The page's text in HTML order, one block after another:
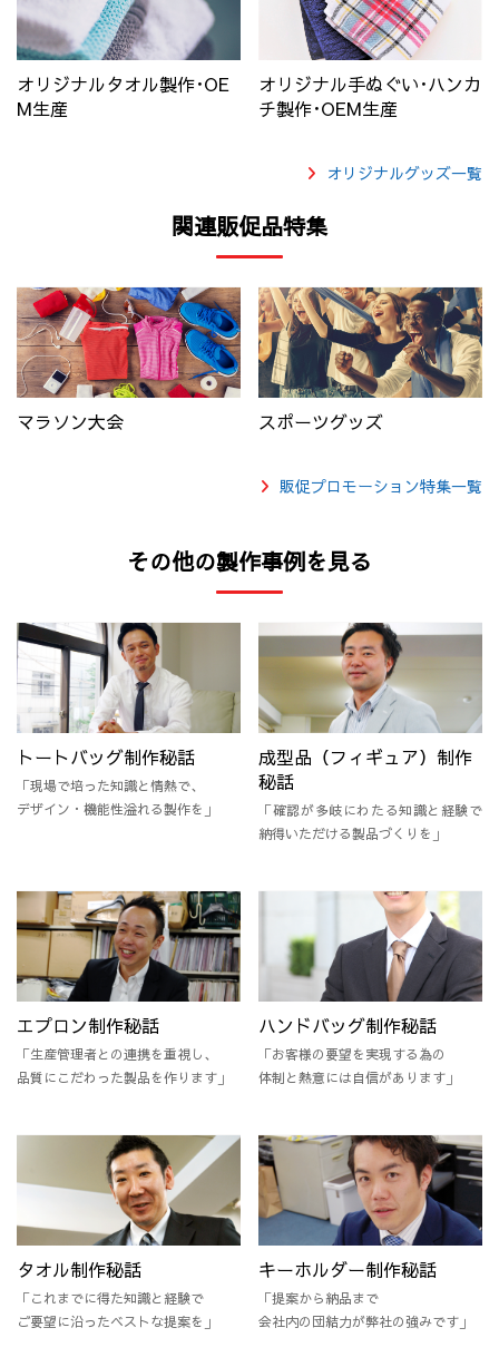
オリジナルタオル製作･OE
M生産
オリジナル手ぬぐい･ハンカ
チ製作･OEM生産
オリジナルグッズ一覧
関連販促品特集
マラソン大会 スポーツグッズ
販促プロモーション特集一覧
その他の製作事例を見る
トートバッグ制作秘話
「現場で培った知識と情熱で、
デザイン・機能性溢れる製作を」
成型品（フィギュア）制作
秘話
「確認が多岐にわたる知識と経験で
納得いただける製品づくりを」
エプロン制作秘話
「生産管理者との連携を重視し、
品質にこだわった製品を作ります」
ハンドバッグ制作秘話
「お客様の要望を実現する為の
体制と熱意には自信があります」
タオル制作秘話
「これまでに得た知識と経験で
ご要望に沿ったベストな提案を」
キーホルダー制作秘話
「提案から納品まで
会社内の団結力が弊社の強みです」